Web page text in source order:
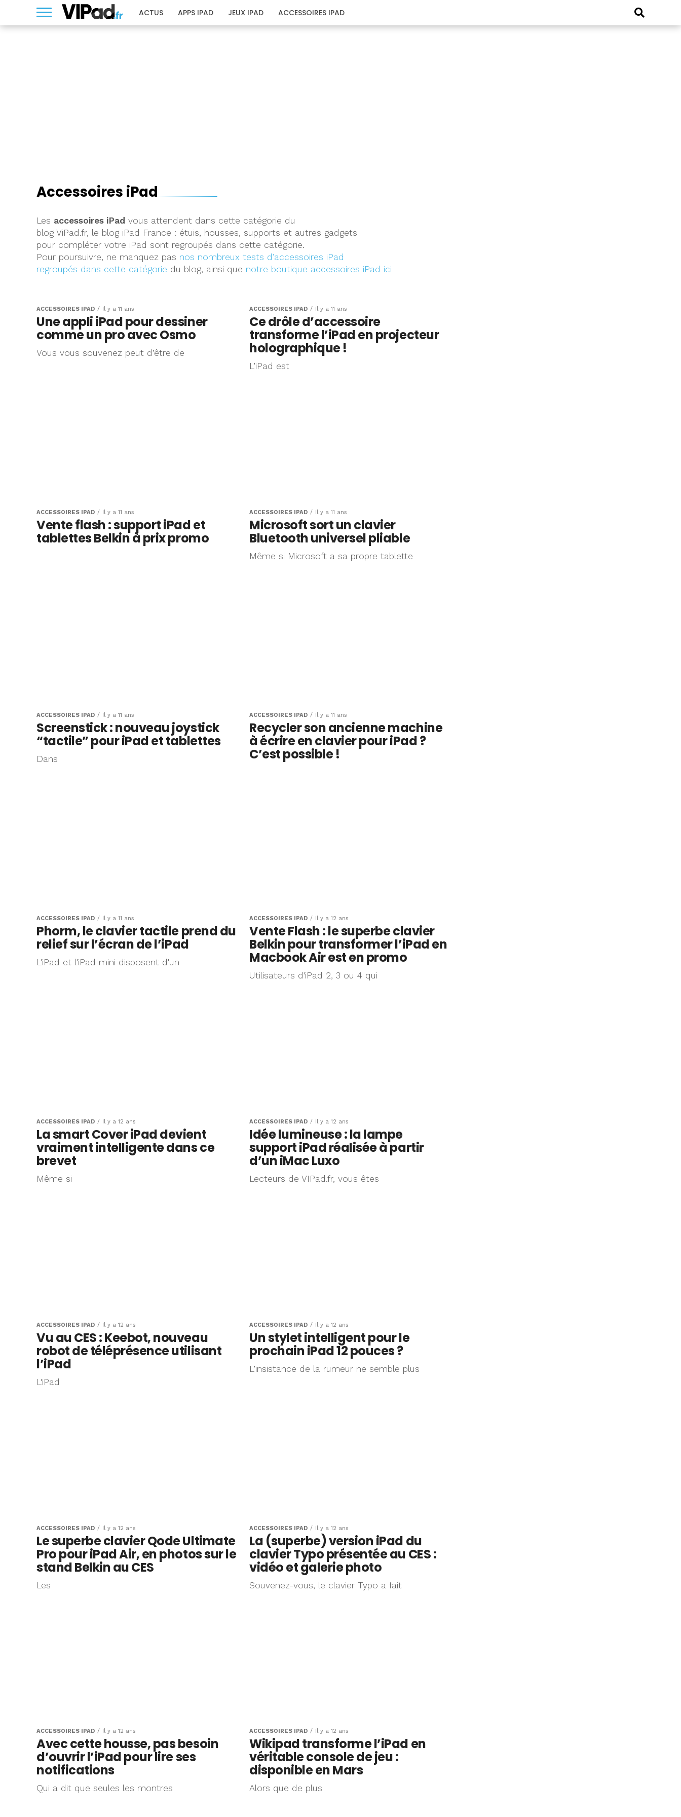
ACTUS APPS IPAD JEUX IPAD ACCESSOIRES IPAD
Accessoires iPad
Les accessoires iPad vous attendent dans cette catégorie du
blog ViPad.fr, le blog iPad France : étuis, housses, supports et autres gadgets
pour compléter votre iPad sont regroupés dans cette catégorie.
Pour poursuivre, ne manquez pas nos nombreux tests d’accessoires iPad
regroupés dans cette catégorie du blog, ainsi que notre boutique accessoires iPad ici
ACCESSOIRES IPAD Il y a 11 ans
Une appli iPad pour dessiner
comme un pro avec Osmo
Vous vous souvenez peut d’être de
ACCESSOIRES IPAD Il y a 11 ans
Ce drôle d’accessoire
transforme l’iPad en projecteur
holographique !
L’iPad est
ACCESSOIRES IPAD Il y a 11 ans
Vente flash : support iPad et
tablettes Belkin à prix promo
ACCESSOIRES IPAD Il y a 11 ans
Microsoft sort un clavier
Bluetooth universel pliable
Même si Microsoft a sa propre tablette
ACCESSOIRES IPAD Il y a 11 ans
Screenstick : nouveau joystick
“tactile” pour iPad et tablettes
Dans
ACCESSOIRES IPAD Il y a 11 ans
Recycler son ancienne machine
à écrire en clavier pour iPad ?
C’est possible !
ACCESSOIRES IPAD Il y a 11 ans
Phorm, le clavier tactile prend du
relief sur l’écran de l’iPad
L'iPad et l'iPad mini disposent d'un
ACCESSOIRES IPAD Il y a 12 ans
Vente Flash : le superbe clavier
Belkin pour transformer l’iPad en
Macbook Air est en promo
Utilisateurs d'iPad 2, 3 ou 4 qui
ACCESSOIRES IPAD Il y a 12 ans
La smart Cover iPad devient
vraiment intelligente dans ce
brevet
Même si
ACCESSOIRES IPAD Il y a 12 ans
Idée lumineuse : la lampe
support iPad réalisée à partir
d’un iMac Luxo
Lecteurs de VIPad.fr, vous êtes
ACCESSOIRES IPAD Il y a 12 ans
Vu au CES : Keebot, nouveau
robot de téléprésence utilisant
l’iPad
L'iPad
ACCESSOIRES IPAD Il y a 12 ans
Un stylet intelligent pour le
prochain iPad 12 pouces ?
L’insistance de la rumeur ne semble plus
ACCESSOIRES IPAD Il y a 12 ans
Le superbe clavier Qode Ultimate
Pro pour iPad Air, en photos sur le
stand Belkin au CES
Les
ACCESSOIRES IPAD Il y a 12 ans
La (superbe) version iPad du
clavier Typo présentée au CES :
vidéo et galerie photo
Souvenez-vous, le clavier Typo a fait
ACCESSOIRES IPAD Il y a 12 ans
Avec cette housse, pas besoin
d’ouvrir l’iPad pour lire ses
notifications
Qui a dit que seules les montres
ACCESSOIRES IPAD Il y a 12 ans
Wikipad transforme l’iPad en
véritable console de jeu :
disponible en Mars
Alors que de plus